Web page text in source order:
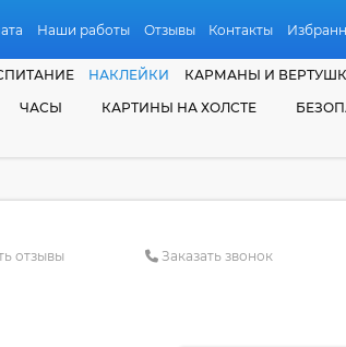
Наши работы Отзывы Контакты
НАКЛЕЙКИ КАРМАНЫ И
ЧАСЫ КАРТИНЫ НА ХОЛСТЕ
отзывы Заказать звонок